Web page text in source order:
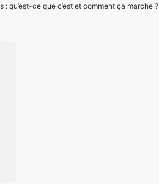
qu’est-ce que c’est et comment ça marche ?